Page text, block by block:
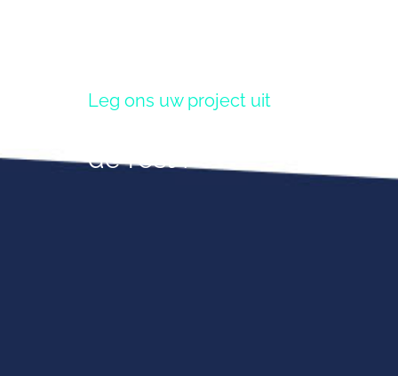
Leg ons uw project uit
de rest !